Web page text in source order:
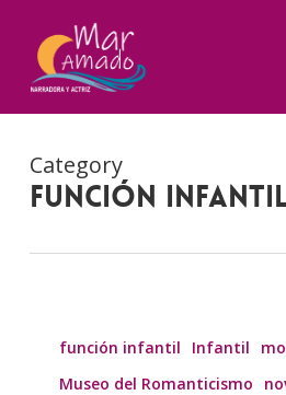
Category
función
función infantil Infantil
Museo del Romanticismo